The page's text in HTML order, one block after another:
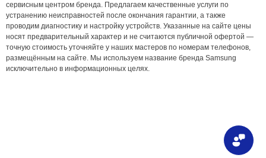
сервисным центром бренда. Предлагаем качественные услуги по
устранению неисправностей после окончания гарантии, а также
проводим диагностику и настройку устройств. Указанные на сайте цены
носят предварительный характер и не считаются публичной офертой —
точную стоимость уточняйте у наших мастеров по номерам телефонов,
размещённым на сайте. Мы используем название бренда Samsung
исключительно в информационных целях.